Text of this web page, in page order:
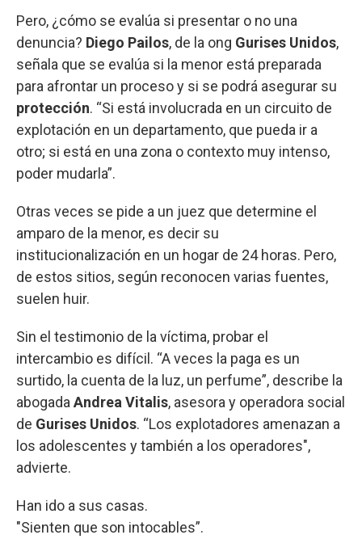
Pero, ¿cómo se evalúa si presentar o no una
denuncia? Diego Pailos, de la ong Gurises Unidos,
señala que se evalúa si la menor está preparada
para afrontar un proceso y si se podrá asegurar su
protección. “Si está involucrada en un circuito de
explotación en un departamento, que pueda ir a
otro; si está en una zona o contexto muy intenso,
poder mudarla”.
Otras veces se pide a un juez que determine el
amparo de la menor, es decir su
institucionalización en un hogar de 24 horas. Pero,
de estos sitios, según reconocen varias fuentes,
suelen huir.
Sin el testimonio de la víctima, probar el
intercambio es difícil. “A veces la paga es un
surtido, la cuenta de la luz, un perfume”, describe la
abogada Andrea Vitalis, asesora y operadora social
de Gurises Unidos. “Los explotadores amenazan a
los adolescentes y también a los operadores",
advierte.
Han ido a sus casas.
"Sienten que son intocables”.